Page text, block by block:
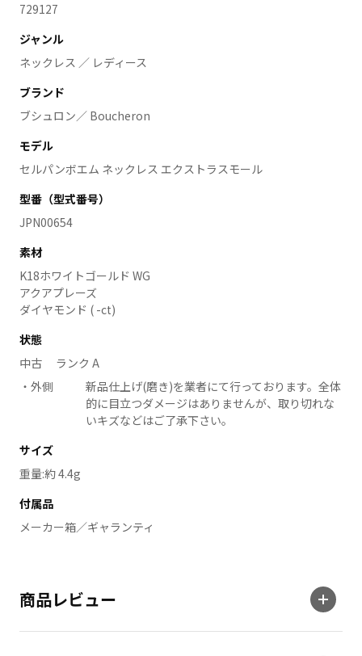
729127
ジャンル
ネックレス ／ レディース
ブランド
ブシュロン／ Boucheron
モデル
セルパンボエム ネックレス エクストラスモール
型番（型式番号）
JPN00654
素材
K18ホワイトゴールド WG
アクアプレーズ
ダイヤモンド ( -ct)
状態
中古 ランク A
外側
新品仕上げ(磨き)を業者にて行っております。全体
的に目立つダメージはありませんが、取り切れな
いキズなどはご了承下さい。
サイズ
重量:約 4.4g
付属品
メーカー箱／ギャランティ
商品レビュー